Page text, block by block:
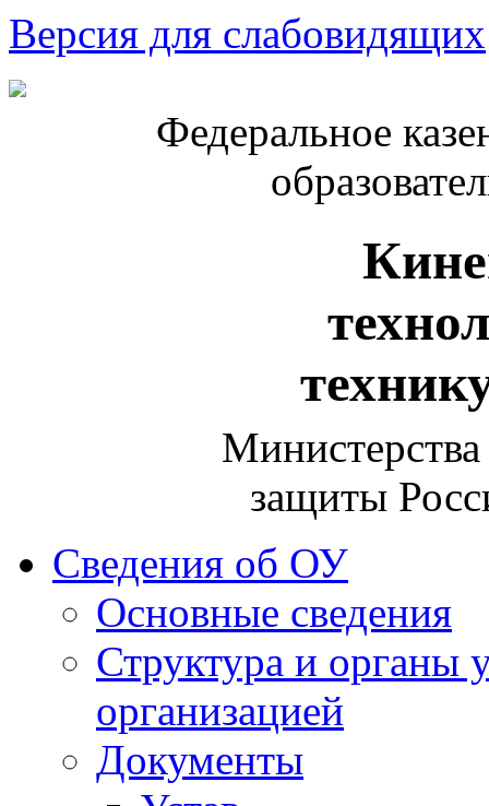
Версия для слабовидящих
Федеральное
защиты
Сведения об ОУ
Основные сведения
Структура и органы
организацией
Документы